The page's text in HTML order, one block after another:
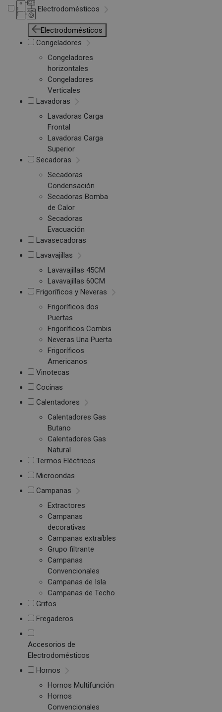
Electrodomésticos
Electrodomésticos
Congeladores
Congeladores
horizontales
Congeladores
Verticales
Lavadoras
Lavadoras Carga
Frontal
Lavadoras Carga
Superior
Secadoras
Secadoras
Condensación
Secadoras Bomba
de Calor
Secadoras
Evacuación
Lavasecadoras
Lavavajillas
Lavavajillas 45CM
Lavavajillas 60CM
Frigoríficos y Neveras
Frigoríficos dos
Puertas
Frigoríficos Combis
Neveras Una Puerta
Frigoríficos
Americanos
Vinotecas
Cocinas
Calentadores
Calentadores Gas
Butano
Calentadores Gas
Natural
Termos Eléctricos
Microondas
Campanas
Extractores
Campanas
decorativas
Campanas extraíbles
Grupo filtrante
Campanas
Convencionales
Campanas de Isla
Campanas de Techo
Grifos
Fregaderos
Accesorios de
Electrodomésticos
Hornos
Hornos Multifunción
Hornos
Convencionales